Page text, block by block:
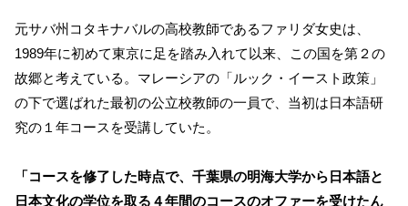
元サバ州コタキナバルの高校教師であるファリダ女史は、
1989年に初めて東京に足を踏み入れて以来、この国を第２の
故郷と考えている。マレーシアの「ルック・イースト政策」
の下で選ばれた最初の公立校教師の一員で、当初は日本語研
究の１年コースを受講していた。
「コースを修了した時点で、千葉県の明海大学から日本語と
日本文化の学位を取る４年間のコースのオファーを受けたん